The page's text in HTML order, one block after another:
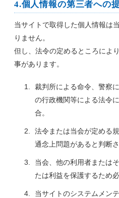
4.個人情報の第三者への
当サイトで取得した個人情報は
りません。
但し、法令の定めるところによ
事があります。
裁判所による命令、警察
の行政機関等による法令
合。
法令または当会が定める
通念上問題があると判断さ
当会、他の利用者または
たは利益を保護するため
当サイトのシステムメン